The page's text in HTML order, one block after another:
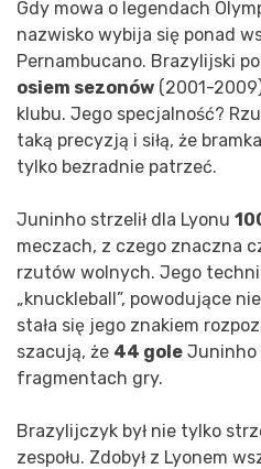
Gdy mowa o legendach
nazwisko wybija się ponad
Pernambucano. Brazylijski
osiem sezonów (2001-
klubu. Jego specjalność?
taką precyzją i siłą, że
tylko bezradnie patrzeć.
Juninho strzelił dla Lyonu
meczach, z czego znaczna
rzutów wolnych. Jego
„knuckleball”, powodujące
stała się jego znakiem
szacują, że 44 gole Juninho
fragmentach gry.
Brazylijczyk był nie tylko
zespołu. Zdobył z Lyonem